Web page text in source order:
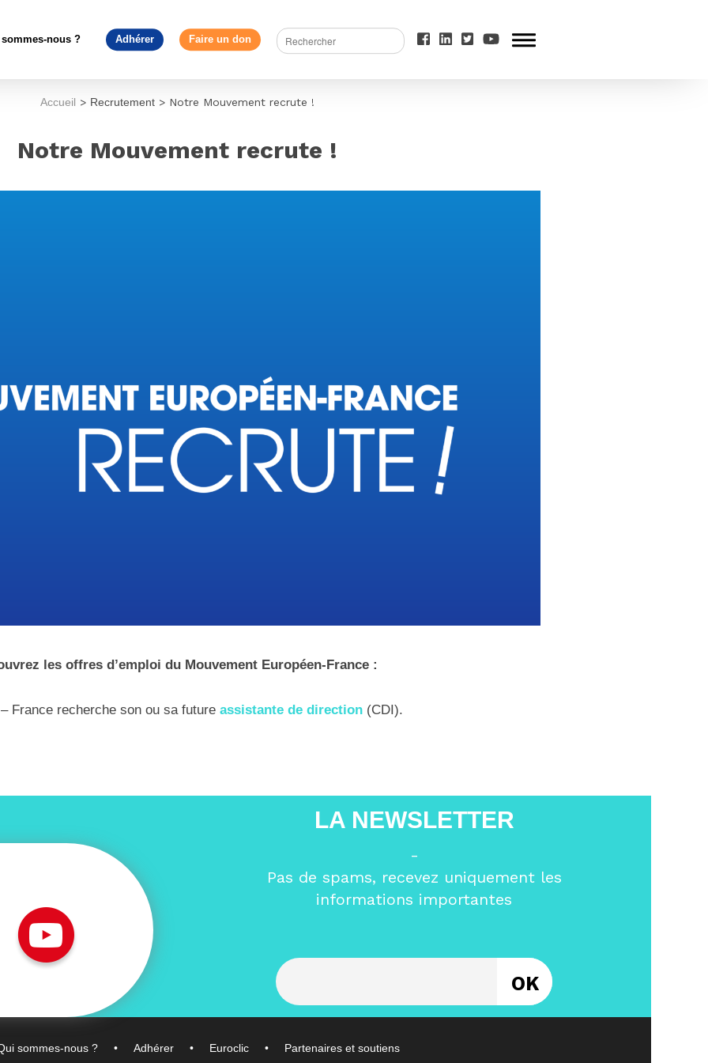
nous ? Adhérer Faire un don
Accueil > Recrutement> Notre Mouvement recrute !
Notre Mouvement recrute !
les offres d’emploi du Mouvement Européen-France :
France recherche son ou sa future assistante de direction (CDI).
LA NEWSLETTER
-
Pas de spams, recevez uniquement les
informations importantes
sommes-nous ? Adhérer Euroclic Partenaires et soutiens